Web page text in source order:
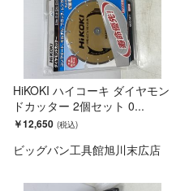
HiKOKI ハイコーキ ダイヤモン
ドカッター 2個セット 0...
￥12,650
ビッグバン工具館旭川末広店